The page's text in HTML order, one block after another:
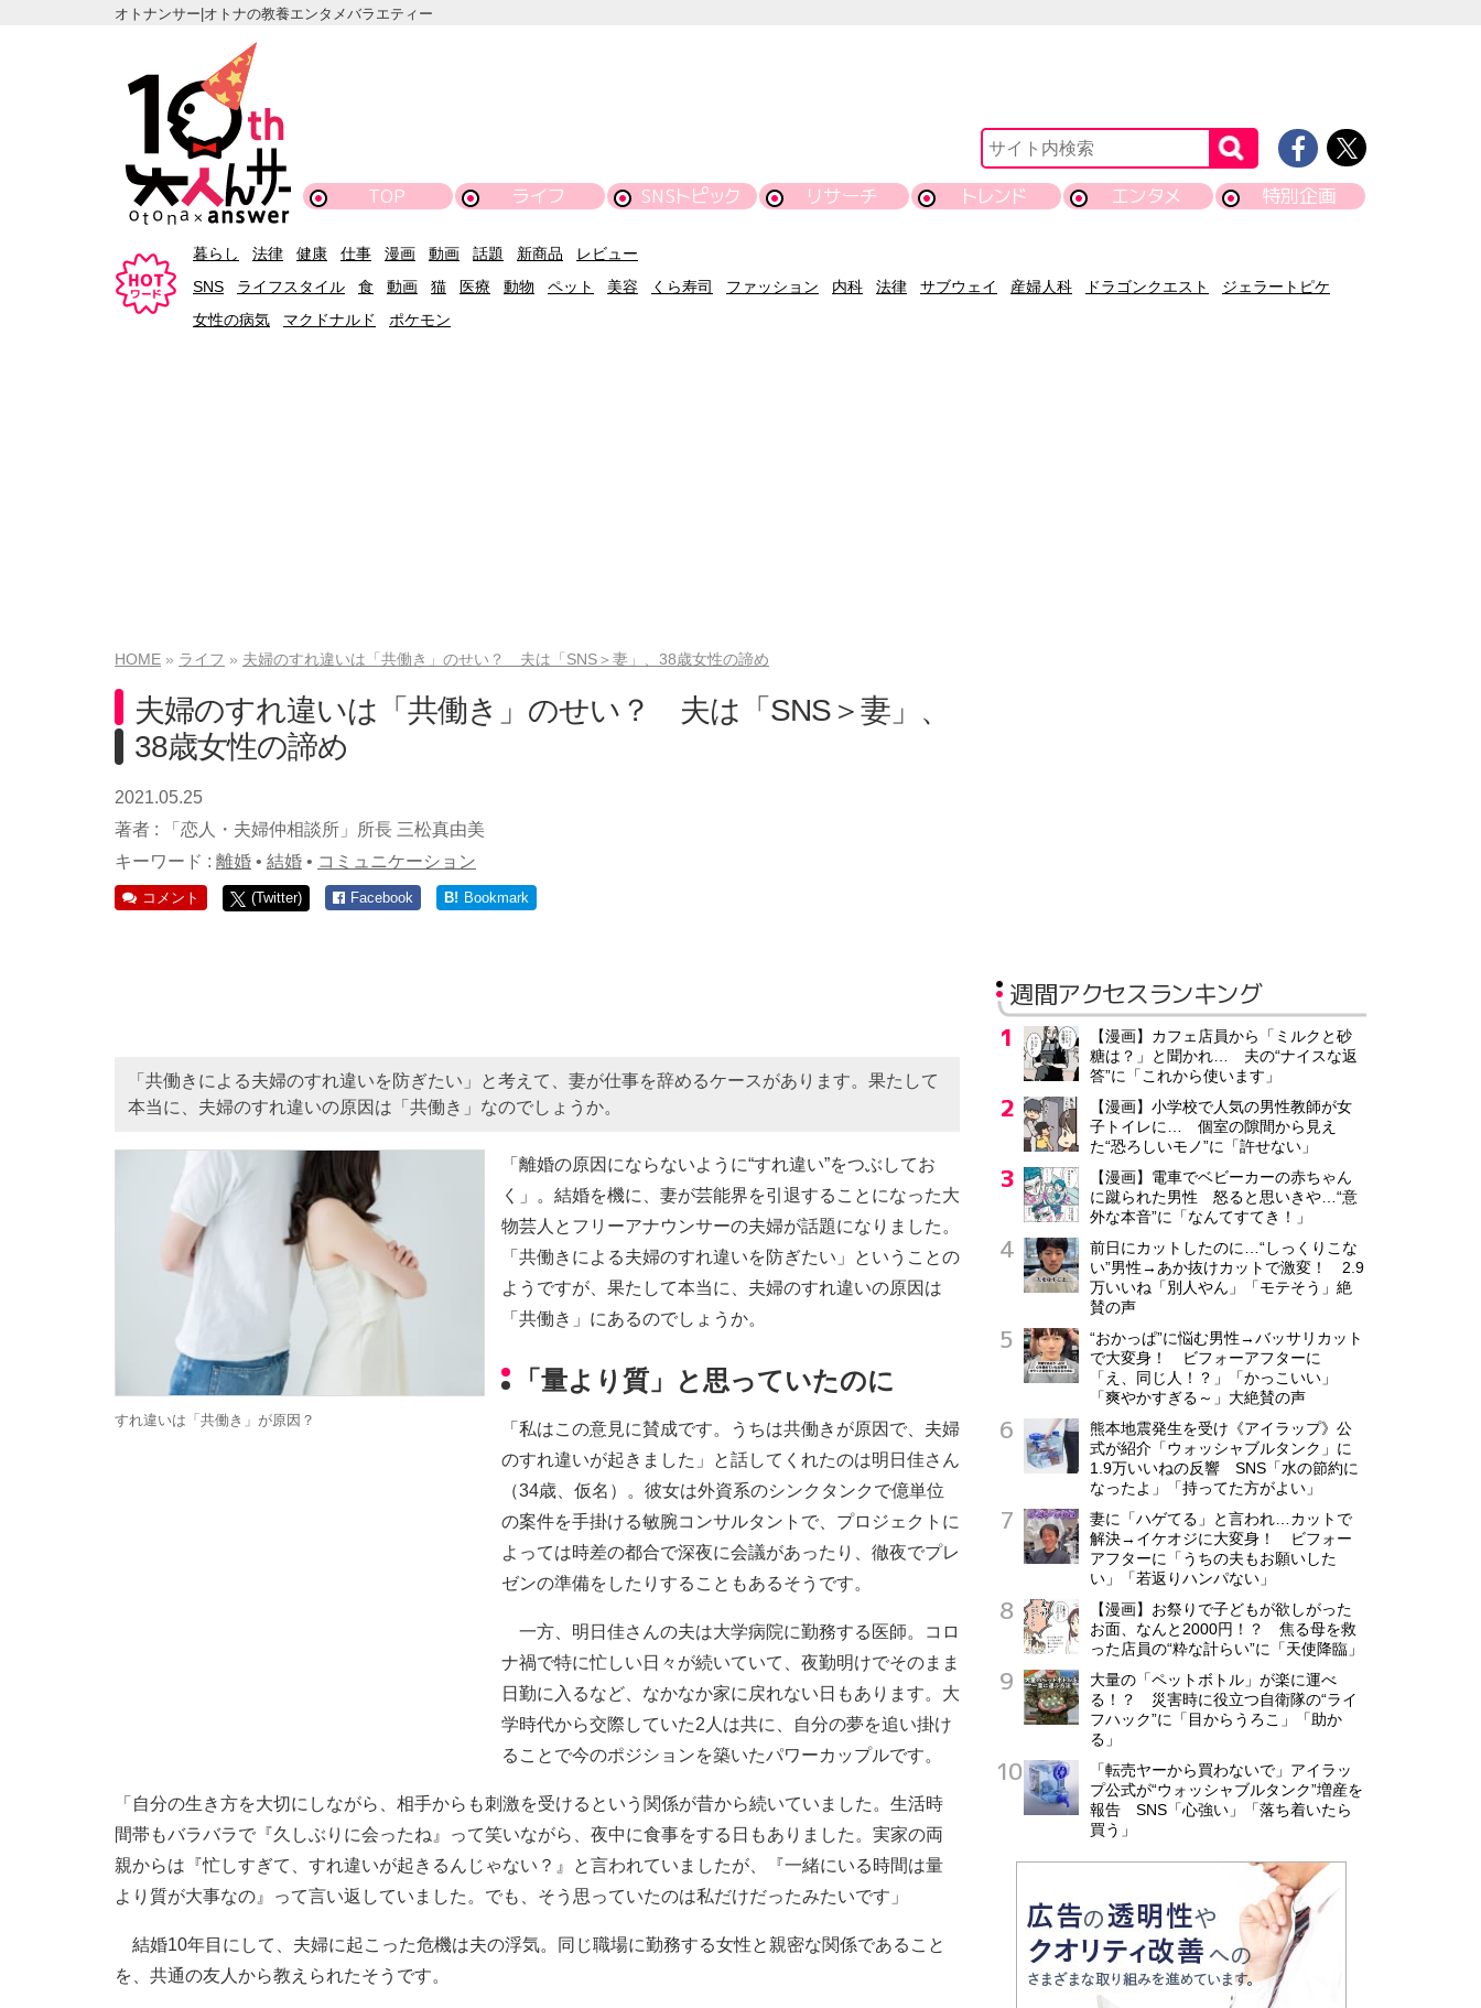
オトナンサー|オトナの教養エンタメバラエティー
TOP ライフ SNSトピック リサーチ トレンド エンタメ 特別企画
暮らし 法律 健康 仕事 漫画 動画 話題 新商品
レビュー
SNS
ライフスタイル 食 動画 猫 医療 動物 ペット 美容 くら寿司 ファッション 内科 法律 サブウェイ 産婦人科 ドラゴンクエスト
ジェラートピケ
女性の病気
マクドナルド ポケモン
HOME ライフ 夫婦のすれ違いは「共働き」のせい？ 夫は「SNS＞妻」、38歳女性の諦め
夫婦のすれ違いは「共働き」のせい？ 夫は「SNS＞妻」、
38歳女性の諦め
2021.05.25
著者 :
「恋人・夫婦仲相談所」所長 三松真由美
キーワード : 離婚 • 結婚 • コミュニケーション
コメント (Twitter) Facebook B! Bookmark
「共働きによる夫婦のすれ違いを防ぎたい」と考えて、妻が仕事を辞めるケースがあります。果たして
本当に、夫婦のすれ違いの原因は「共働き」なのでしょうか。
すれ違いは「共働き」が原因？
「離婚の原因にならないように“すれ違い”をつぶしてお
く」。結婚を機に、妻が芸能界を引退することになった大
物芸人とフリーアナウンサーの夫婦が話題になりました。
「共働きによる夫婦のすれ違いを防ぎたい」ということの
ようですが、果たして本当に、夫婦のすれ違いの原因は
「共働き」にあるのでしょうか。
「量より質」と思っていたのに
「私はこの意見に賛成です。うちは共働きが原因で、夫婦
のすれ違いが起きました」と話してくれたのは明日佳さん
（34歳、仮名）。彼女は外資系のシンクタンクで億単位
の案件を手掛ける敏腕コンサルタントで、プロジェクトに
よっては時差の都合で深夜に会議があったり、徹夜でプレ
ゼンの準備をしたりすることもあるそうです。
一方、明日佳さんの夫は大学病院に勤務する医師。コロ
ナ禍で特に忙しい日々が続いていて、夜勤明けでそのまま
日勤に入るなど、なかなか家に戻れない日もあります。大
学時代から交際していた2人は共に、自分の夢を追い掛け
ることで今のポジションを築いたパワーカップルです。
「自分の生き方を大切にしながら、相手からも刺激を受けるという関係が昔から続いていました。生活時
間帯もバラバラで『久しぶりに会ったね』って笑いながら、夜中に食事をする日もありました。実家の両
親からは『忙しすぎて、すれ違いが起きるんじゃない？』と言われていましたが、『一緒にいる時間は量
より質が大事なの』って言い返していました。でも、そう思っていたのは私だけだったみたいです」
結婚10年目にして、夫婦に起こった危機は夫の浮気。同じ職場に勤務する女性と親密な関係であること
を、共通の友人から教えられたそうです。
週間アクセスランキング
【漫画】カフェ店員から「ミルクと砂
糖は？」と聞かれ… 夫の“ナイスな返
答”に「これから使います」
【漫画】小学校で人気の男性教師が女
子トイレに… 個室の隙間から見え
た“恐ろしいモノ”に「許せない」
【漫画】電車でベビーカーの赤ちゃん
に蹴られた男性 怒ると思いきや…“意
外な本音”に「なんてすてき！」
前日にカットしたのに…“しっくりこな
い”男性→あか抜けカットで激変！ 2.9
万いいね「別人やん」「モテそう」絶
賛の声
“おかっぱ”に悩む男性→バッサリカット
で大変身！ ビフォーアフターに
「え、同じ人！？」「かっこいい」
「爽やかすぎる～」大絶賛の声
熊本地震発生を受け《アイラップ》公
式が紹介「ウォッシャブルタンク」に
1.9万いいねの反響 SNS「水の節約に
なったよ」「持ってた方がよい」
妻に「ハゲてる」と言われ…カットで
解決→イケオジに大変身！ ビフォー
アフターに「うちの夫もお願いした
い」「若返りハンパない」
【漫画】お祭りで子どもが欲しがった
お面、なんと2000円！？ 焦る母を救
った店員の“粋な計らい”に「天使降臨」
大量の「ペットボトル」が楽に運べ
る！？ 災害時に役立つ自衛隊の“ライ
フハック”に「目からうろこ」「助か
る」
「転売ヤーから買わないで」アイラッ
プ公式が“ウォッシャブルタンク”増産を
報告 SNS「心強い」「落ち着いたら
買う」